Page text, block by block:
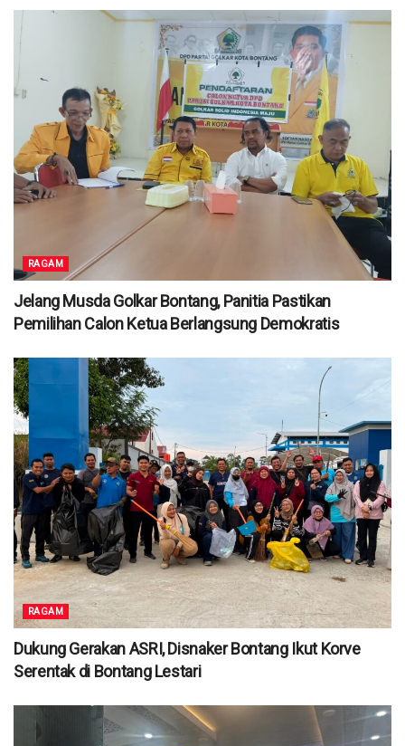
RAGAM
Jelang Musda Golkar Bontang, Panitia Pastikan
Pemilihan Calon Ketua Berlangsung Demokratis
RAGAM
Dukung Gerakan ASRI, Disnaker Bontang Ikut Korve
Serentak di Bontang Lestari